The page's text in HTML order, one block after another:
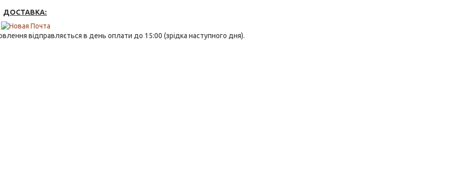
ДОСТАВКА:
відправляється в день оплати до 15:00 (зрідка наступного дня).